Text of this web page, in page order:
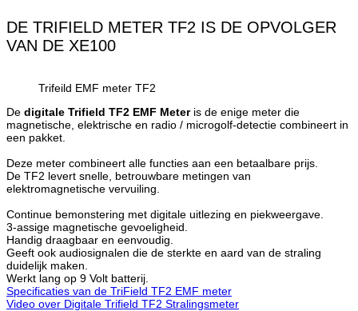
DE TRIFIELD METER TF2 IS DE OPVOLGER
VAN DE XE100
Trifeild EMF meter TF2
De digitale Trifield TF2 EMF Meter is de enige meter die
magnetische, elektrische en radio / microgolf-detectie combineert in
een pakket.
Deze meter combineert alle functies aan een betaalbare prijs.
De TF2 levert snelle, betrouwbare metingen van
elektromagnetische vervuiling.
Continue bemonstering met digitale uitlezing en piekweergave.
3-assige magnetische gevoeligheid.
Handig draagbaar en eenvoudig.
Geeft ook audiosignalen die de sterkte en aard van de straling
duidelijk maken.
Werkt lang op 9 Volt batterij.
Specificaties van de TriField TF2 EMF meter
Video over Digitale Trifield TF2 Stralingsmeter